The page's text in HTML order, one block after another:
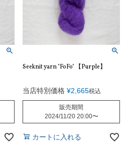
Seeknit yarn "FoFo" 【Purple】
当店特別価格 ¥2,665税込
販売期間
2024/11/20 20:00〜
カートに入れる